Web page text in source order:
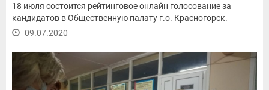
18 июля состоится рейтинговое онлайн голосование за
кандидатов в Общественную палату г.о. Красногорск.
09.07.2020